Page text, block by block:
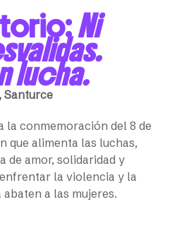
Ni
lucha.
Santurce
la conmemoración del 8 de
que alimenta las luchas,
de amor, solidaridad y
la violencia y la
a las mujeres.